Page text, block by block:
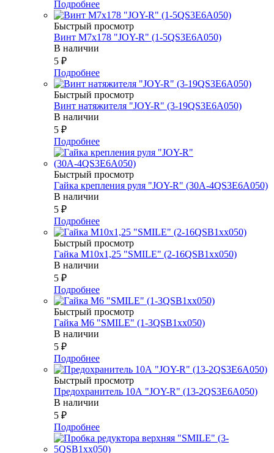
Подробнее
Быстрый просмотр
Винт М7х178 "JOY-R" (1-5QS3E6A050)
В наличии
5 ₽
Подробнее
Быстрый просмотр
Винт натяжителя "JOY-R" (3-19QS3E6A050)
В наличии
5 ₽
Подробнее
Быстрый просмотр
Гайка крепления руля "JOY-R" (30А-4QS3E6A050)
В наличии
5 ₽
Подробнее
Быстрый просмотр
Гайка М10х1,25 "SMILE" (2-16QSB1xx050)
В наличии
5 ₽
Подробнее
Быстрый просмотр
Гайка М6 "SMILE" (1-3QSB1xx050)
В наличии
5 ₽
Подробнее
Быстрый просмотр
Предохранитель 10А "JOY-R" (13-2QS3E6A050)
В наличии
5 ₽
Подробнее